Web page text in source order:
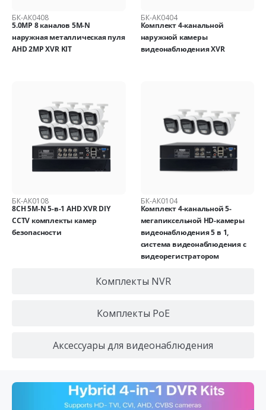
Комплекты NVR
Комплекты PoE
Аксессуары для видеонаблюдения
БК-АК0408
5.0MP 8 каналов 5M-N
наружная металлическая пуля
AHD 2MP XVR KIT
БК-АК0404
Комплект 4-канальной
наружной камеры
видеонаблюдения XVR
БК-АК0108
8CH 5M-N 5-в-1 AHD XVR DIY
CCTV комплекты камер
безопасности
БК-АК0104
Комплект 4-канальной 5-
мегапиксельной HD-камеры
видеонаблюдения 5 в 1,
система видеонаблюдения с
видеорегистратором